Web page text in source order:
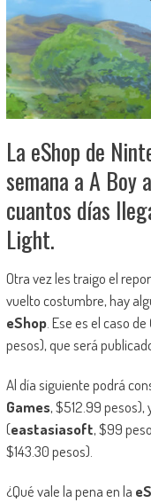
La eShop de
semana a A Boy
cuantos días
Light.
Otra vez les traigo el
vuelto costumbre, hay
eShop. Ese es el caso de
pesos), que será
Al día siguiente podrá
Games, $512.99 pesos),
(eastasiasoft, $99
$143.30 pesos).
¿Qué vale la pena en la